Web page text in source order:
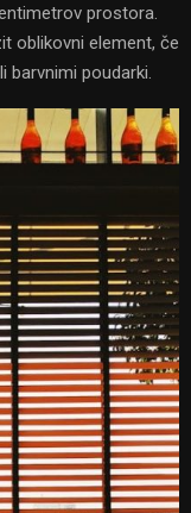
prostora.
oblikovni element, če
poudarki.